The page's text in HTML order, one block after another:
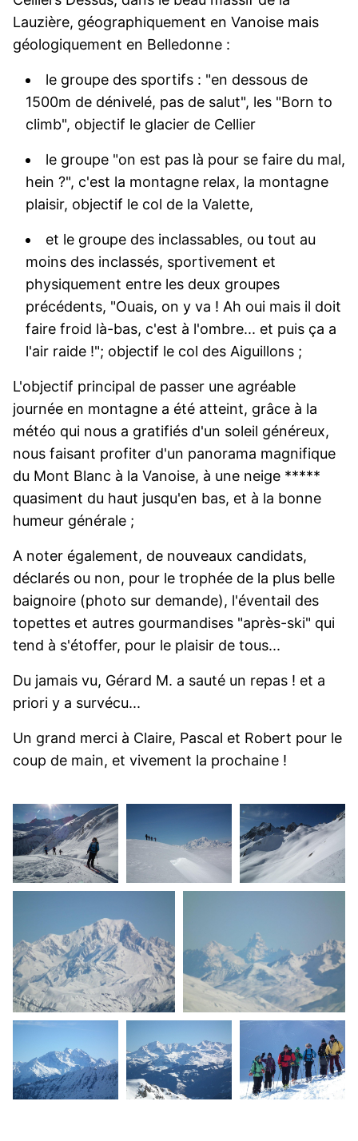
Lauzière, géographiquement en Vanoise mais
géologiquement en Belledonne :
le groupe des sportifs : "en dessous de
1500m de dénivelé, pas de salut", les "Born to
climb", objectif le glacier de Cellier
le groupe "on est pas là pour se faire du mal,
hein ?", c'est la montagne relax, la montagne
plaisir, objectif le col de la Valette,
et le groupe des inclassables, ou tout au
moins des inclassés, sportivement et
physiquement entre les deux groupes
précédents, "Ouais, on y va ! Ah oui mais il doit
faire froid là-bas, c'est à l'ombre... et puis ça a
l'air raide !"; objectif le col des Aiguillons ;
L'objectif principal de passer une agréable
journée en montagne a été atteint, grâce à la
météo qui nous a gratifiés d'un soleil généreux,
nous faisant profiter d'un panorama magnifique
du Mont Blanc à la Vanoise, à une neige *****
quasiment du haut jusqu'en bas, et à la bonne
humeur générale ;
A noter également, de nouveaux candidats,
déclarés ou non, pour le trophée de la plus belle
baignoire (photo sur demande), l'éventail des
topettes et autres gourmandises "après-ski" qui
tend à s'étoffer, pour le plaisir de tous...
Du jamais vu, Gérard M. a sauté un repas ! et a
priori y a survécu...
Un grand merci à Claire, Pascal et Robert pour le
coup de main, et vivement la prochaine !